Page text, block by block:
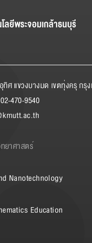
ลยีพระจอมเกล้าธนบุรี
ศ แขวงบางมด เขตทุ่งครุ กรุ
470-9540
ยาศาสตร์
Nanotechnology
Education